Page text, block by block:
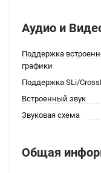
Аудио и
Поддержка
графики
Поддержка SLi/
Встроенный звук
Звуковая схема
Общая